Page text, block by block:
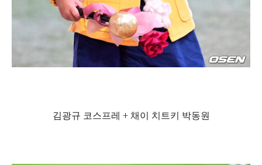
김광규 코스프레 + 채이 치트키 박동원